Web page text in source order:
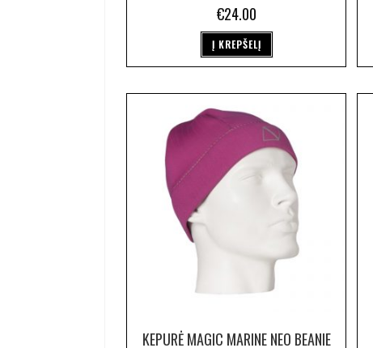
€24.00
Į KREPŠELĮ
KEPURĖ MAGIC MARINE NEO BEANIE